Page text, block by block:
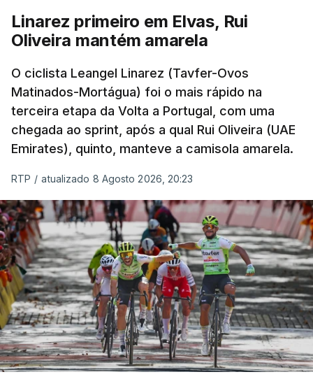
Linarez primeiro em Elvas, Rui
Oliveira mantém amarela
O ciclista Leangel Linarez (Tavfer-Ovos
Matinados-Mortágua) foi o mais rápido na
terceira etapa da Volta a Portugal, com uma
chegada ao sprint, após a qual Rui Oliveira (UAE
Emirates), quinto, manteve a camisola amarela.
RTP / atualizado 8 Agosto 2026, 20:23